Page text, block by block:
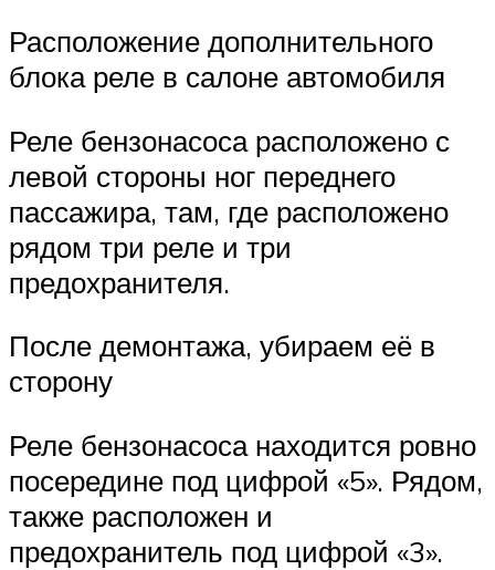
Расположение дополнительного
блока реле в салоне автомобиля
Реле бензонасоса расположено с
левой стороны ног переднего
пассажира, там, где расположено
рядом три реле и три
предохранителя.
После демонтажа, убираем её в
сторону
Реле бензонасоса находится ровно
посередине под цифрой «5». Рядом,
также расположен и
предохранитель под цифрой «3».